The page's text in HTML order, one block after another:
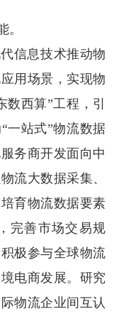
。
信息技术推动物
用场景，实现物
西算”工程，引
一站式”物流数据
务商开发面向中
流大数据采集、
育物流数据要素
完善市场交易规
极参与全球物流
电商发展。研究
物流企业间互认